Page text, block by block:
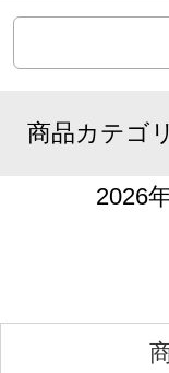
商品カテゴ
2026